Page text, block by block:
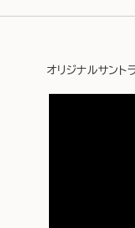
オリジナルサント